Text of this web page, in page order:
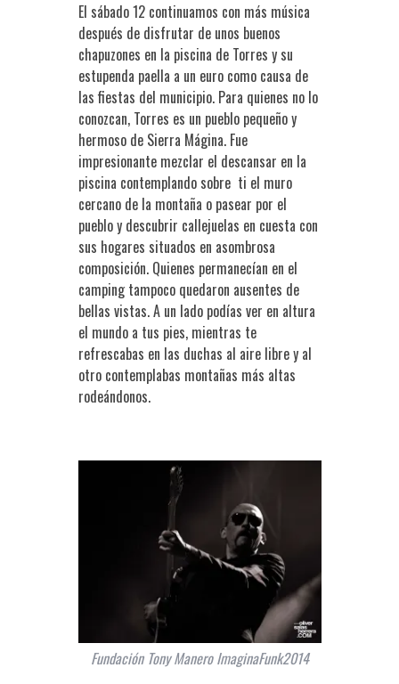
El sábado 12 continuamos con más música
después de disfrutar de unos buenos
chapuzones en la piscina de Torres y su
estupenda paella a un euro como causa de
las fiestas del municipio. Para quienes no lo
conozcan, Torres es un pueblo pequeño y
hermoso de Sierra Mágina. Fue
impresionante mezclar el descansar en la
piscina contemplando sobre ti el muro
cercano de la montaña o pasear por el
pueblo y descubrir callejuelas en cuesta con
sus hogares situados en asombrosa
composición. Quienes permanecían en el
camping tampoco quedaron ausentes de
bellas vistas. A un lado podías ver en altura
el mundo a tus pies, mientras te
refrescabas en las duchas al aire libre y al
otro contemplabas montañas más altas
rodeándonos.
Fundación Tony Manero ImaginaFunk2014